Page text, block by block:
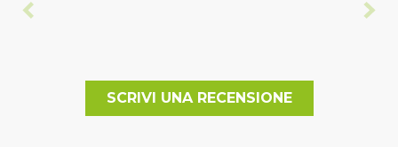
SCRIVI UNA RECENSIONE